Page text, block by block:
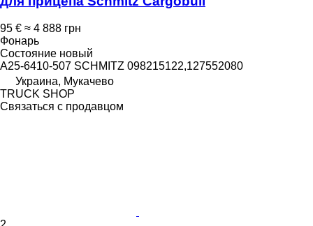
95 € ≈ 4 888 грн
Фонарь
Состояние новый
A25-6410-507 SCHMITZ 098215122,127552080
Украина, Мукачево
TRUCK SHOP
Связаться с продавцом